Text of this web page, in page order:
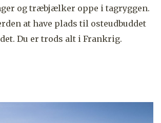
og træbjælker oppe i tagryggen.
at have plads til osteudbuddet
Du er trods alt i Frankrig.